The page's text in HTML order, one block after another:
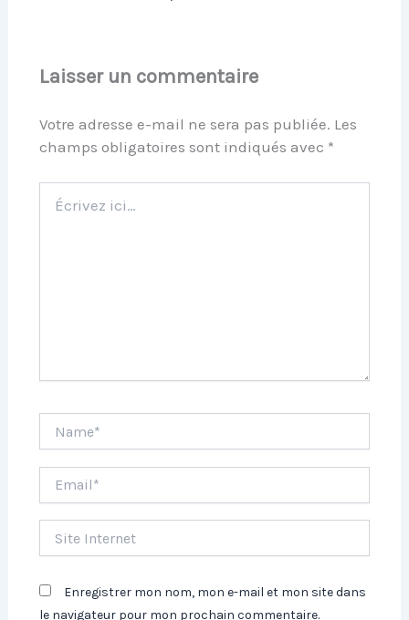
Laisser un commentaire
Votre adresse e-mail ne sera pas publiée. Les
champs obligatoires sont indiqués avec *
ici…
Internet
Enregistrer mon nom, mon e-mail et mon site dans
le navigateur pour mon prochain commentaire.